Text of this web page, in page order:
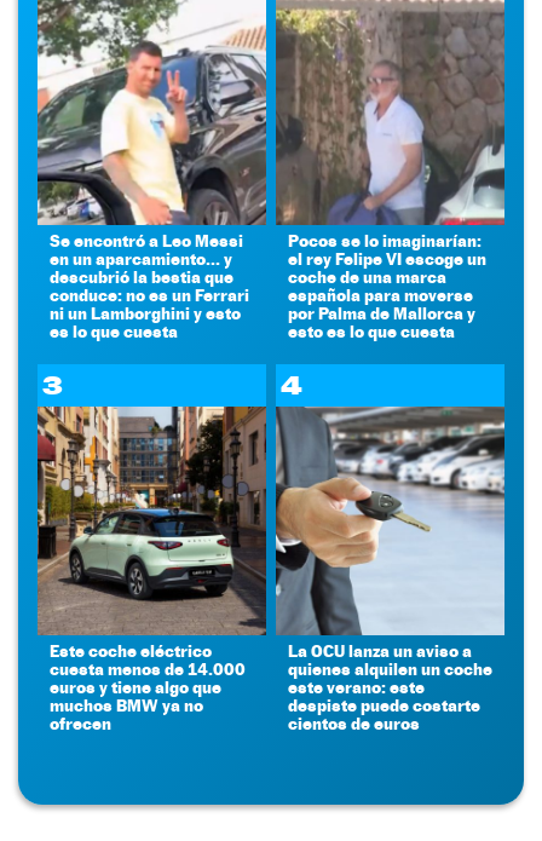
Se encontró a Leo Messi
en un aparcamiento... y
descubrió la bestia que
conduce: no es un Ferrari
ni un Lamborghini y esto
es lo que cuesta
Pocos se lo imaginarían:
el rey Felipe VI escoge un
coche de una marca
española para moverse
por Palma de Mallorca y
esto es lo que cuesta
3
Este coche eléctrico
cuesta menos de 14.000
euros y tiene algo que
muchos BMW ya no
ofrecen
4
La OCU lanza un aviso a
quienes alquilen un coche
este verano: este
despiste puede costarte
cientos de euros